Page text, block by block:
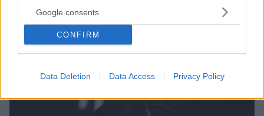
Google consents
CONFIRM
Data Deletion Data Access Privacy Policy
Οι διάσημοι που έχασαν τα σπίτια τους στην
καταστροφική πυρκαγιά στο Λος Άντζελες
Άνταμ Μπρόντι, Πάρις Χίλτον και Άντονι Χόπκινς
είδαν τα σπίτια τους να τυλίγονται στις φλόγες - Οι